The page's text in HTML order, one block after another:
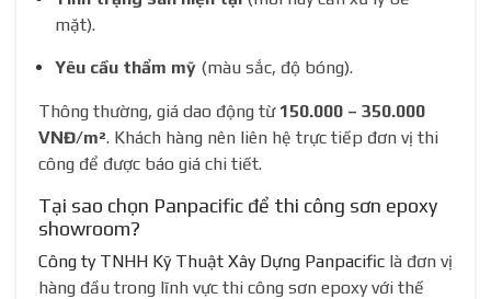
mặt).
Yêu cầu thẩm mỹ (màu sắc, độ bóng).
Thông thường, giá dao động từ 150.000 – 350.000
VNĐ/m². Khách hàng nên liên hệ trực tiếp đơn vị thi
công để được báo giá chi tiết.
Tại sao chọn Panpacific để thi công sơn epoxy
showroom?
Công ty TNHH Kỹ Thuật Xây Dựng Panpacific là đơn vị
hàng đầu trong lĩnh vực thi công sơn epoxy với thế